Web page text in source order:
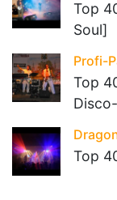
Top
Soul]
Profi-
Top
Top